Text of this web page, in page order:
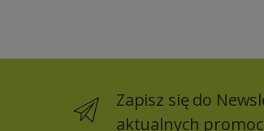
Zapisz się do
aktualnych